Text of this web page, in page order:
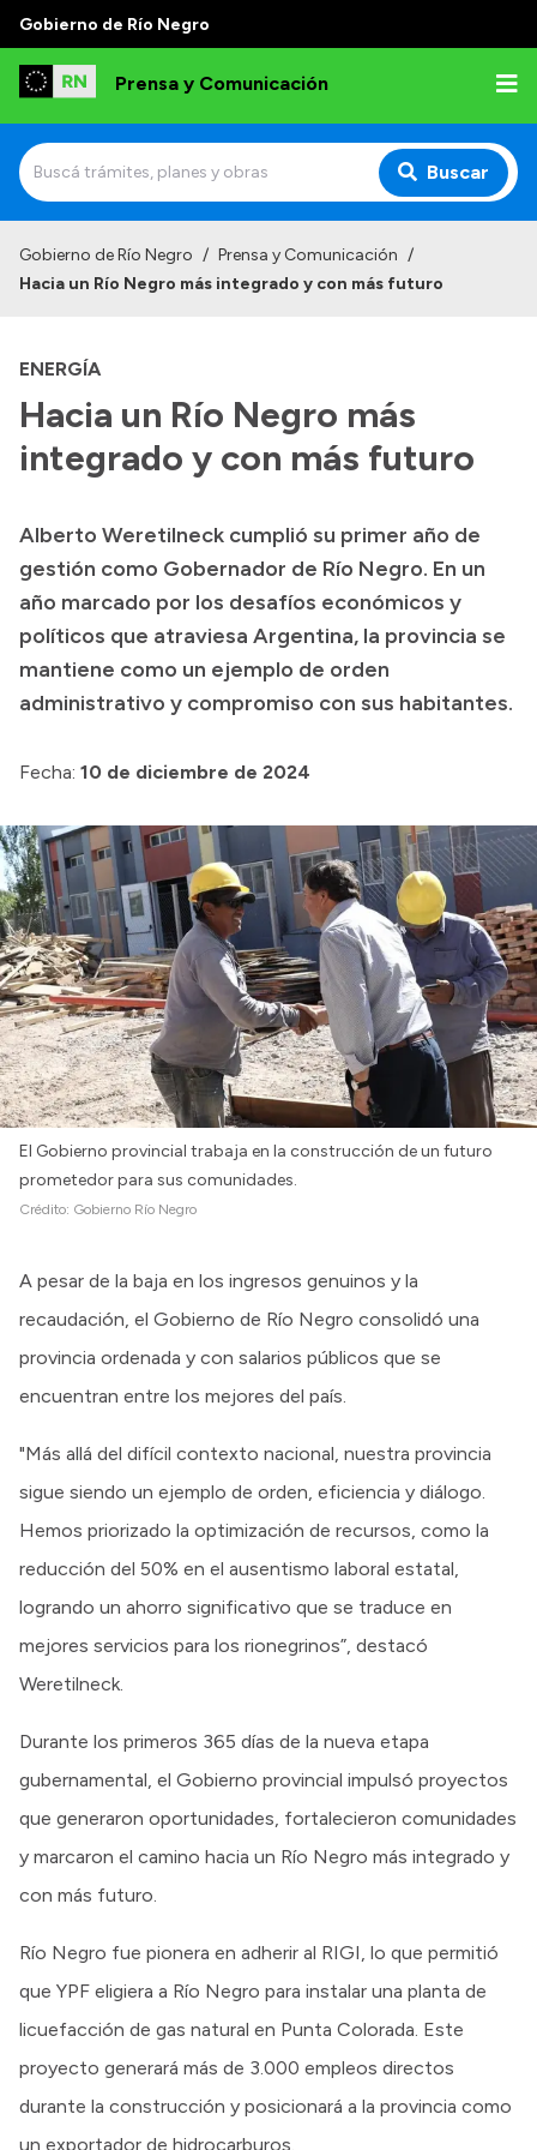
Gobierno de Río Negro
Prensa y Comunicación
Buscar
Autoridades
Archivo de noticias
Transparencia
Presupuesto
Boletín Oficial
Compras y licitaciones
Consulta de expedientes
Convocatorias
Login
Gobierno de Río Negro / Prensa y Comunicación /
Hacia un Río Negro más integrado y con más futuro
ENERGÍA
Hacia un Río Negro más
integrado y con más futuro
Alberto Weretilneck cumplió su primer año de
gestión como Gobernador de Río Negro. En un
año marcado por los desafíos económicos y
políticos que atraviesa Argentina, la provincia se
mantiene como un ejemplo de orden
administrativo y compromiso con sus habitantes.
Fecha: 10 de diciembre de 2024
El Gobierno provincial trabaja en la construcción de un futuro
prometedor para sus comunidades.
Crédito: Gobierno Río Negro
A pesar de la baja en los ingresos genuinos y la
recaudación, el Gobierno de Río Negro consolidó una
provincia ordenada y con salarios públicos que se
encuentran entre los mejores del país.
"Más allá del difícil contexto nacional, nuestra provincia
sigue siendo un ejemplo de orden, eficiencia y diálogo.
Hemos priorizado la optimización de recursos, como la
reducción del 50% en el ausentismo laboral estatal,
logrando un ahorro significativo que se traduce en
mejores servicios para los rionegrinos”, destacó
Weretilneck.
Durante los primeros 365 días de la nueva etapa
gubernamental, el Gobierno provincial impulsó proyectos
que generaron oportunidades, fortalecieron comunidades
y marcaron el camino hacia un Río Negro más integrado y
con más futuro.
Río Negro fue pionera en adherir al RIGI, lo que permitió
que YPF eligiera a Río Negro para instalar una planta de
licuefacción de gas natural en Punta Colorada. Este
proyecto generará más de 3.000 empleos directos
durante la construcción y posicionará a la provincia como
un exportador de hidrocarburos.